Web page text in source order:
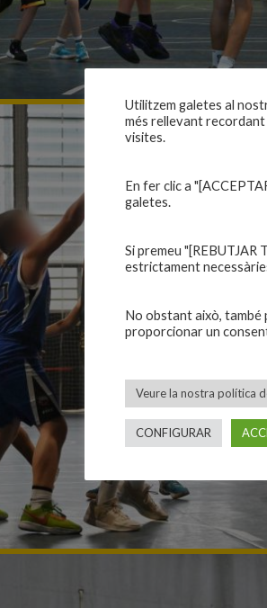
Utilitzem galetes al
més rellevant
visites.
En fer clic a
galetes.
Si premeu "[REBUTJAR
estrictament
No obstant això, també
proporcionar un
Veure la nostra política
CONFIGURAR